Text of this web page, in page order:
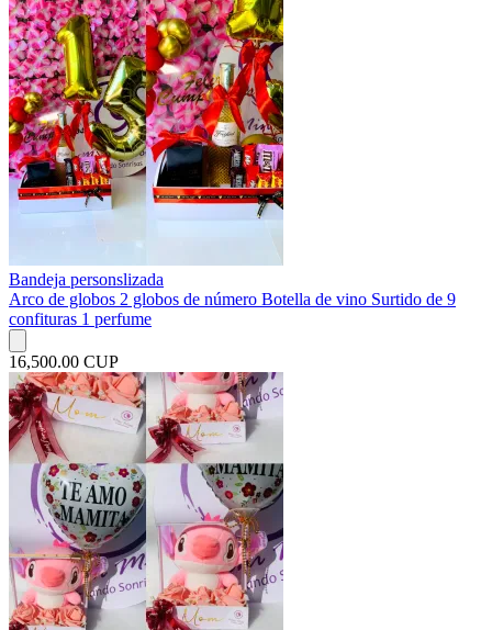
Bandeja personslizada
Arco de globos 2 globos de número Botella de vino Surtido de 9
confituras 1 perfume
16,500.00 CUP